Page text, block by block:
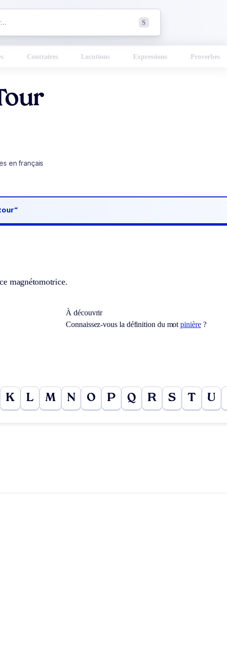
S
Contraires Locutions Expressions Proverbes
en français
magnétomotrice.
À découvrir
Connaissez-vous la définition du motpinière?
K L M N O P Q R S T U